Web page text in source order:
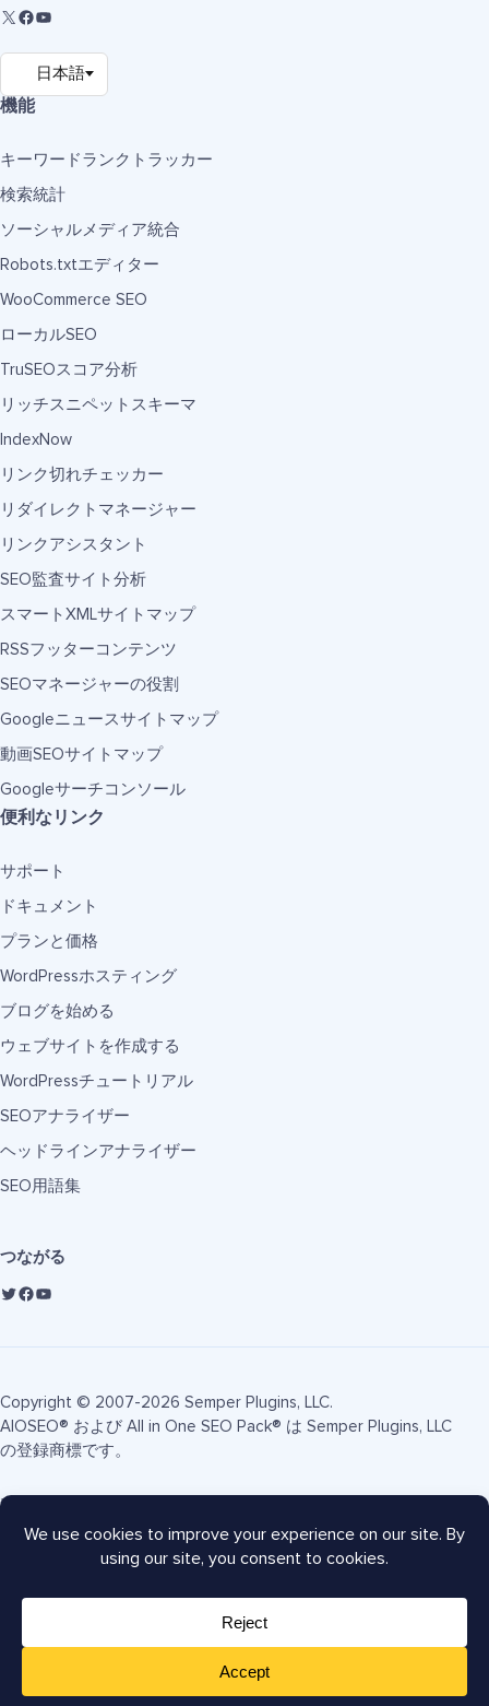
機能
キーワードランクトラッカー
検索統計
ソーシャルメディア統合
Robots.txtエディター
WooCommerce SEO
ローカルSEO
TruSEOスコア分析
リッチスニペットスキーマ
IndexNow
リンク切れチェッカー
リダイレクトマネージャー
リンクアシスタント
SEO監査サイト分析
スマートXMLサイトマップ
RSSフッターコンテンツ
SEOマネージャーの役割
Googleニュースサイトマップ
動画SEOサイトマップ
Googleサーチコンソール
便利なリンク
サポート
ドキュメント
プランと価格
WordPressホスティング
ブログを始める
ウェブサイトを作成する
WordPressチュートリアル
SEOアナライザー
ヘッドラインアナライザー
SEO用語集
つながる
Copyright © 2007-2026 Semper Plugins, LLC.
AIOSEO® および All in One SEO Pack® は Semper Plugins, LLC
の登録商標です。
利用規約
AIOSEOクーポン